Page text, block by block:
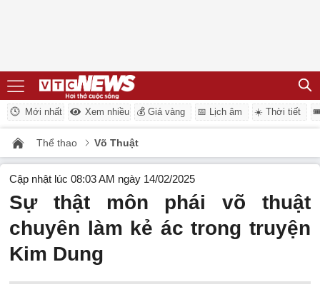
Mới nhất Xem nhiều 💰 Giá vàng 📅 Lịch âm ☀️ Thời tiết
Thể thao Võ Thuật
Cập nhật lúc 08:03 AM ngày 14/02/2025
Sự thật môn phái võ thuật
chuyên làm kẻ ác trong truyện
Kim Dung